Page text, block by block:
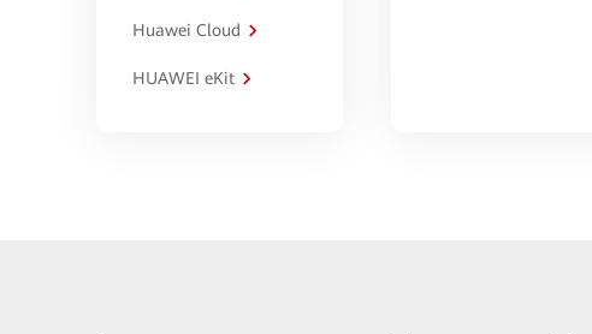
Huawei Cloud
HUAWEI eKit